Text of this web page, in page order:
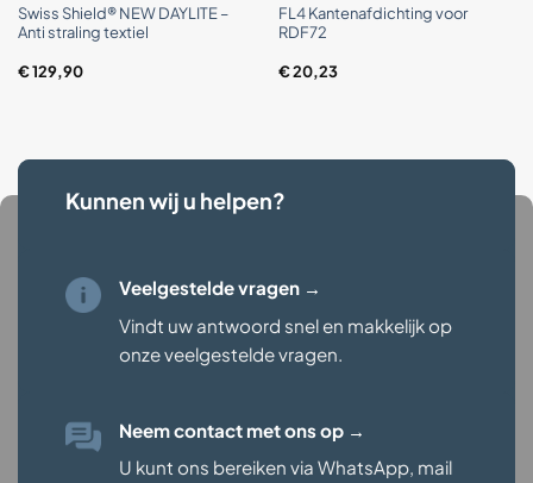
Swiss Shield® NEW DAYLITE –
Anti straling textiel
€129,90
FL4 Kantenafdichting voor
RDF72
€20,23
Kunnen wij u helpen?
Veelgestelde vragen →
Vindt uw antwoord snel en makkelijk op
onze veelgestelde vragen
Neem contact met ons op →
U kunt ons bereiken via WhatsApp, mail